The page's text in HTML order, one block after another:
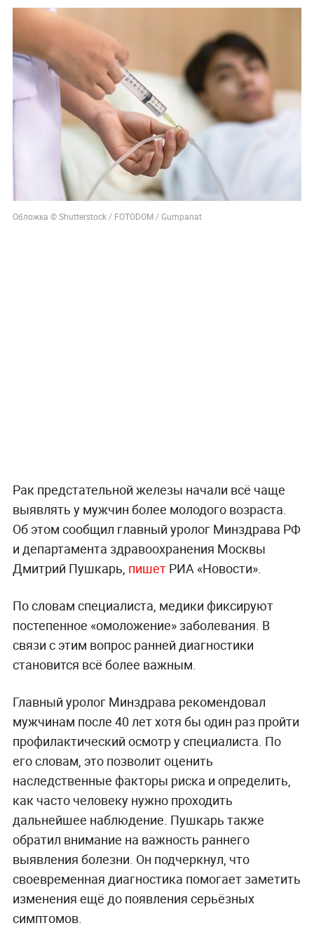
Обложка © Shutterstock / FOTODOM / Gumpanat
Рак предстательной железы начали всё чаще
выявлять у мужчин более молодого возраста.
Об этом сообщил главный уролог Минздрава РФ
и департамента здравоохранения Москвы
Дмитрий Пушкарь, пишет РИА «Новости».
По словам специалиста, медики фиксируют
постепенное «омоложение» заболевания. В
связи с этим вопрос ранней диагностики
становится всё более важным.
Главный уролог Минздрава рекомендовал
мужчинам после 40 лет хотя бы один раз пройти
профилактический осмотр у специалиста. По
его словам, это позволит оценить
наследственные факторы риска и определить,
как часто человеку нужно проходить
дальнейшее наблюдение. Пушкарь также
обратил внимание на важность раннего
выявления болезни. Он подчеркнул, что
своевременная диагностика помогает заметить
изменения ещё до появления серьёзных
симптомов.